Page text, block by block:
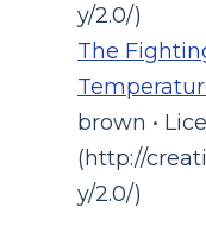
y/2.0/)
The
brown •
(http://
y/2.0/)